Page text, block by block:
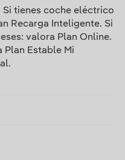
Si tienes coche eléctrico
Recarga Inteligente. Si
valora Plan Online.
Plan Estable Mi